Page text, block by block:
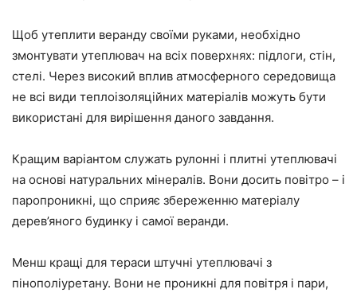
Щоб утеплити веранду своїми руками, необхідно
змонтувати утеплювач на всіх поверхнях: підлоги, стін,
стелі. Через високий вплив атмосферного середовища
не всі види теплоізоляційних матеріалів можуть бути
використані для вирішення даного завдання.
Кращим варіантом служать рулонні і плитні утеплювачі
на основі натуральних мінералів. Вони досить повітро – і
паропроникні, що сприяє збереженню матеріалу
дерев’яного будинку і самої веранди.
Менш кращі для тераси штучні утеплювачі з
пінополіуретану. Вони не проникні для повітря і пари,